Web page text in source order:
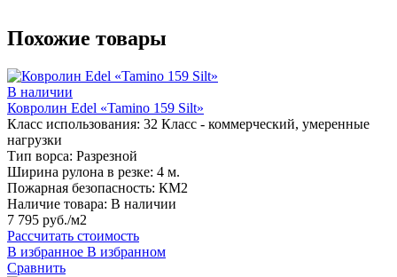
Похожие товары
В наличии
Ковролин Edel «Tamino 159 Silt»
Класс использования: 32 Класс - коммерческий, умеренные
нагрузки
Тип ворса: Разрезной
Ширина рулона в резке: 4 м.
Пожарная безопасность: КМ2
Наличие товара: В наличии
7 795 руб./м2
Рассчитать стоимость
В избранное В избранном
Сравнить